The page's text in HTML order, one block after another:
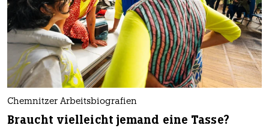
Chemnitzer Arbeitsbiografien
Braucht vielleicht jemand eine Tasse?